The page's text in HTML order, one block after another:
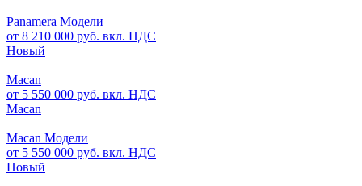
Panamera Модели
от 8 210 000 руб. вкл. НДС
Новый
Macan
от 5 550 000 руб. вкл. НДС
Macan
Macan Модели
от 5 550 000 руб. вкл. НДС
Новый